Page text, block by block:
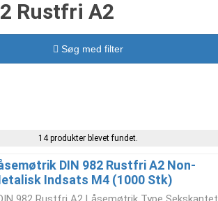
Rustfri A2
Søg med filter
14 produkter blevet fundet.
DIN 982 Rustfri A2 Non-
Indsats M4 (1000 Stk)